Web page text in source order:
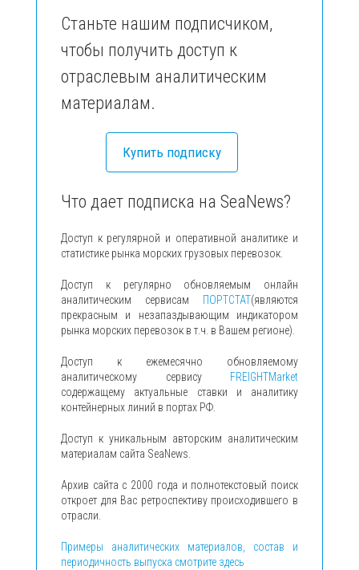
Станьте нашим подписчиком,
чтобы получить доступ к
отраслевым аналитическим
материалам.
Купить подписку
Что дает подписка на SeaNews?
Доступ к регулярной и оперативной аналитике и
статистике рынка морских грузовых перевозок.
Доступ к регулярно обновляемым онлайн
аналитическим сервисам ПОРТСТАТ(являются
прекрасным и незапаздывающим индикатором
рынка морских перевозок в т.ч. в Вашем регионе).
Доступ к ежемесячно обновляемому
аналитическому сервису FREIGHTMarket
содержащему актуальные ставки и аналитику
контейнерных линий в портах РФ.
Доступ к уникальным авторским аналитическим
материалам сайта SeaNews.
Архив сайта с 2000 года и полнотекстовый поиск
откроет для Вас ретроспективу происходившего в
отрасли.
Примеры аналитических материалов, состав и
периодичность выпуска смотрите здесь